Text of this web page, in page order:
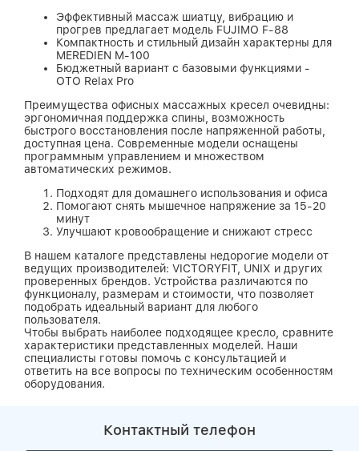
Эффективный массаж шиатцу, вибрацию и
прогрев предлагает модель FUJIMO F-88
Компактность и стильный дизайн характерны для
MEREDIEN M-100
Бюджетный вариант с базовыми функциями -
OTO Relax Pro
Преимущества офисных массажных кресел очевидны:
эргономичная поддержка спины, возможность
быстрого восстановления после напряженной работы,
доступная цена. Современные модели оснащены
программным управлением и множеством
автоматических режимов.
Подходят для домашнего использования и офиса
Помогают снять мышечное напряжение за 15-20
минут
Улучшают кровообращение и снижают стресс
В нашем каталоге представлены недорогие модели от
ведущих производителей: VICTORYFIT, UNIX и других
проверенных брендов. Устройства различаются по
функционалу, размерам и стоимости, что позволяет
подобрать идеальный вариант для любого
пользователя.
Чтобы выбрать наиболее подходящее кресло, сравните
характеристики представленных моделей. Наши
специалисты готовы помочь с консультацией и
ответить на все вопросы по техническим особенностям
оборудования.
Контактный телефон